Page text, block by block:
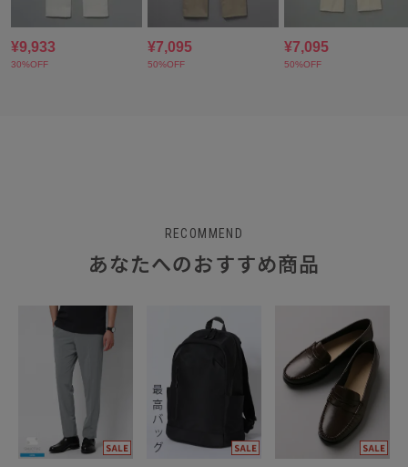
RECOMMEND
あなたへのおすすめ商品